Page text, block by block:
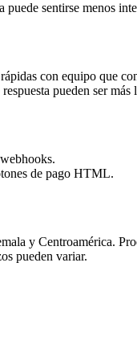
sentirse menos
con equipo que
pueden ser más
de pago HTML.
y Centroamérica.
pueden variar.